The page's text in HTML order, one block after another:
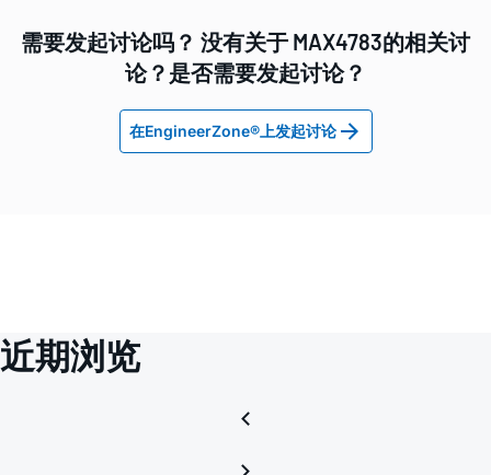
需要发起讨论吗？ 没有关于 MAX4783的相关讨
论？是否需要发起讨论？
在EngineerZone®上发起讨论
近期浏览